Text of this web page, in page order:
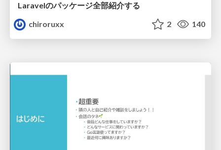
Laravelのパッケージ全部紹介する
chiroruxx
2 140